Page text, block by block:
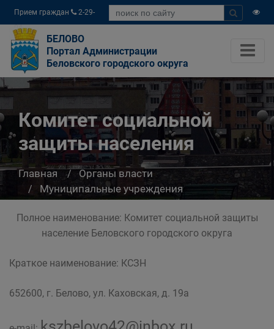
Прием граждан
2-29-
04
БЕЛОВО
Портал Администрации
Беловского городского округа
Комитет социальной
защиты населения
Главная
Органы власти
Муниципальные учреждения
Комитет социальной защиты населения
Полное наименование: Комитет социальной защиты
население Беловского городского округа
Краткое наименование: КСЗН
652600, г. Белово, ул. Каховская, д. 19а